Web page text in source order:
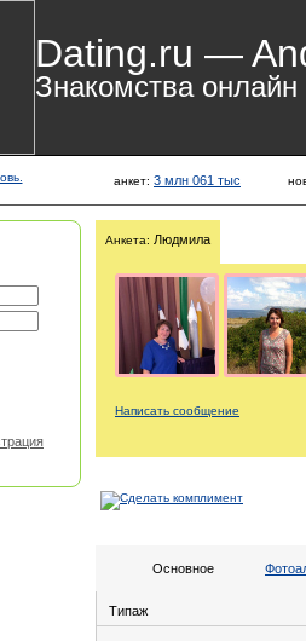
Dating.ru —
Знакомства онлайн
анкет: 3 млн 061 тыс
Анкета: Людмила
Написать сообщение
Основное
Типаж